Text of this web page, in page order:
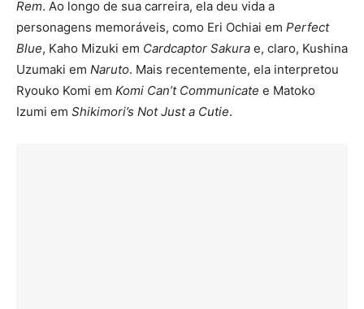
Rem. Ao longo de sua carreira, ela deu vida a
personagens memoráveis, como Eri Ochiai em Perfect
Blue, Kaho Mizuki em Cardcaptor Sakura e, claro, Kushina
Uzumaki em Naruto. Mais recentemente, ela interpretou
Ryouko Komi em Komi Can’t Communicate e Matoko
Izumi em Shikimori’s Not Just a Cutie.